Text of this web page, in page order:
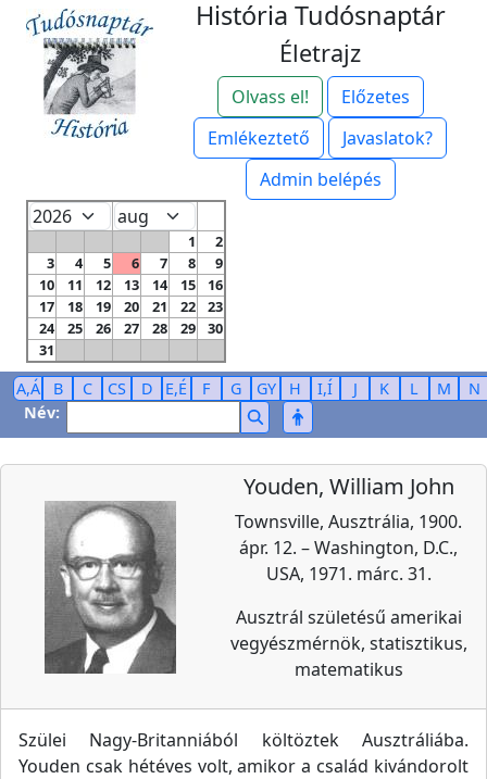
História Tudósnaptár
Életrajz
Olvass el!
Előzetes
Emlékeztető
Javaslatok?
Admin belépés
1
2
3
4 5 6 7 8
9
10
11 12 13 14 15
16
17
18 19 20 21 22
23
24
25 26 27 28 29
30
31
A,Á B C CS D E,É F G GY H I,Í J K L M
N
Név:
Youden, William John
Townsville, Ausztrália, 1900.
ápr. 12. – Washington, D.C.,
USA, 1971. márc. 31.
Ausztrál születésű amerikai
vegyészmérnök, statisztikus,
matematikus
Szülei Nagy-Britanniából költöztek Ausztráliába.
Youden csak hétéves volt, amikor a család kivándorolt